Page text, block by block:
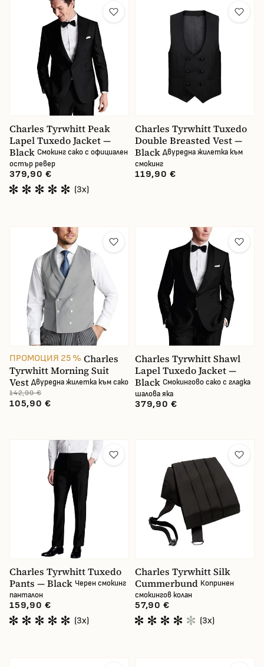
Производител
Размер на сакото
Цвят
Част от костюма
Материал на облеклото
Пол
В наличност
Charles Tyrwhitt Peak
Lapel Tuxedo Jacket —
Black Смокинг сако с официален
остър ревер
379,90 €
(3x)
Charles Tyrwhitt Tuxedo
Double Breasted Vest —
Black Двуредна жилетка към
смокинг
119,90 €
ПРОМОЦИЯ 25 % Charles
Tyrwhitt Morning Suit
Vest Двуредна жилетка към сако
142,90 €
105,90 €
Charles Tyrwhitt Shawl
Lapel Tuxedo Jacket —
Black Смокингово сако с гладка
шалова яка
379,90 €
Charles Tyrwhitt Tuxedo
Pants — Black Черен смокинг
панталон
159,90 €
(3x)
Charles Tyrwhitt Silk
Cummerbund Копринен
смокингов колан
57,90 €
(3x)